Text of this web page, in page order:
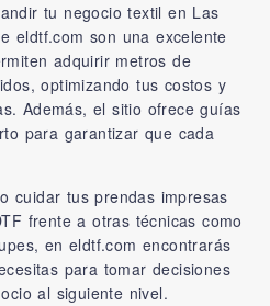
tu negocio textil en Las
eldtf.com son una excelente
adquirir metros de
optimizando tus costos y
Además, el sitio ofrece guías
para garantizar que cada
cuidar tus prendas impresas
frente a otras técnicas como
en eldtf.com encontrarás
para tomar decisiones
al siguiente nivel.